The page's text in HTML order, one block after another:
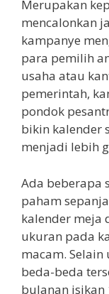
Merupakan
mencalonkan
kampanye
para pemilih
usaha atau
pemerintah,
pondok
bikin kalender
menjadi lebih
Ada beberapa
paham
kalender meja
ukuran pada
macam.
beda-beda
bulanan isikan